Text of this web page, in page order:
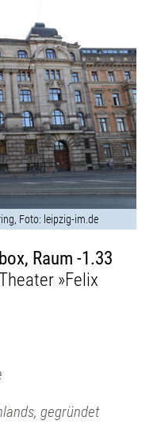
Foto: leipzig-im.de
Raum -1.33
»Felix
gegründet